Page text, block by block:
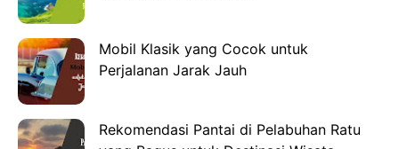
Mobil Klasik yang Cocok untuk
Perjalanan Jarak Jauh
Rekomendasi Pantai di Pelabuhan Ratu